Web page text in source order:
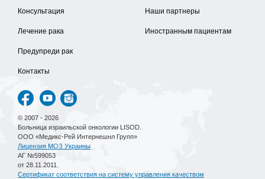
Консультация
Лечение рака
Предупреди рак
Контакты
Наши партнеры
Иностранным пациентам
© 2007 - 2026
Больница израильской онкологии LISOD.
ООО «Медикс-Рей Интернешнл Групп»
Лицензия МОЗ Украины
АГ №599053
от 28.11.2011.
Сертификат соответствия на систему управления качеством